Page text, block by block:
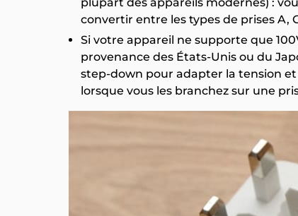
convertir entre les types de prises A,
Si votre appareil ne supporte que
provenance des États-Unis ou du
step-down pour adapter la tension
lorsque vous les branchez sur une